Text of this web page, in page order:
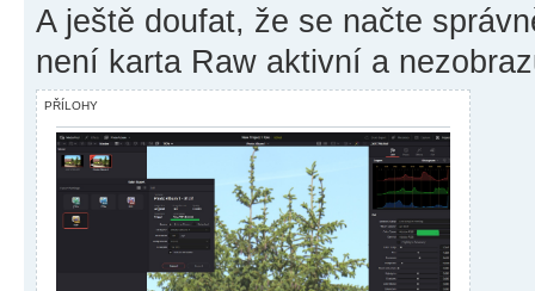
A ještě doufat, že se načte
není karta Raw aktivní a
PŘÍLOHY